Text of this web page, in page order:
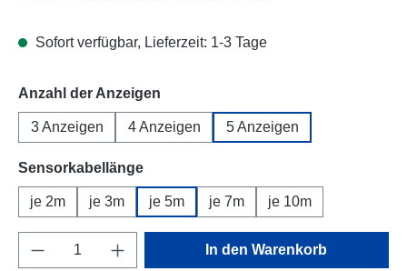
Sofort verfügbar, Lieferzeit: 1-3 Tage
Anzahl der Anzeigen
3 Anzeigen 4 Anzeigen 5 Anzeigen
Sensorkabellängeauswählen
je 2m je 3m je 5m je 7m je 10m
Produkt Anzahl: Gib den gewünschten
In den Warenkorb